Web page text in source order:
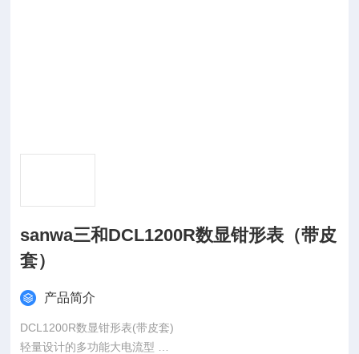
sanwa三和DCL1200R数显钳形表（带皮
套）
产品简介
DCL1200R数显钳形表(带皮套)
轻量设计的多功能大电流型